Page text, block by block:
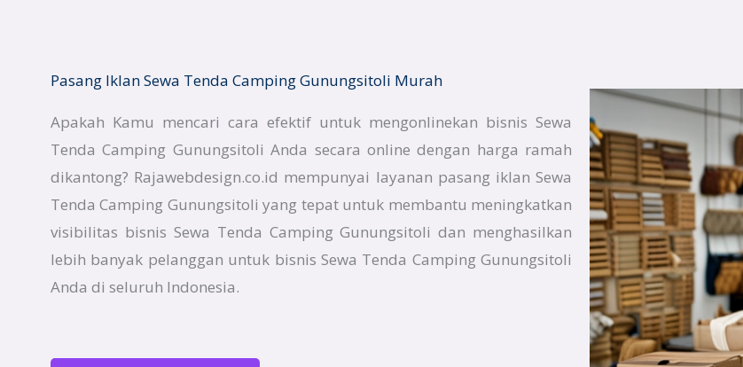
Pasang Iklan Sewa Tenda Camping Gunungsitoli Murah
Apakah Kamu mencari cara efektif untuk mengonlinekan bisnis Sewa
Tenda Camping Gunungsitoli Anda secara online dengan harga ramah
dikantong? Rajawebdesign.co.id mempunyai layanan pasang iklan Sewa
Tenda Camping Gunungsitoli yang tepat untuk membantu meningkatkan
visibilitas bisnis Sewa Tenda Camping Gunungsitoli dan menghasilkan
lebih banyak pelanggan untuk bisnis Sewa Tenda Camping Gunungsitoli
Anda di seluruh Indonesia.